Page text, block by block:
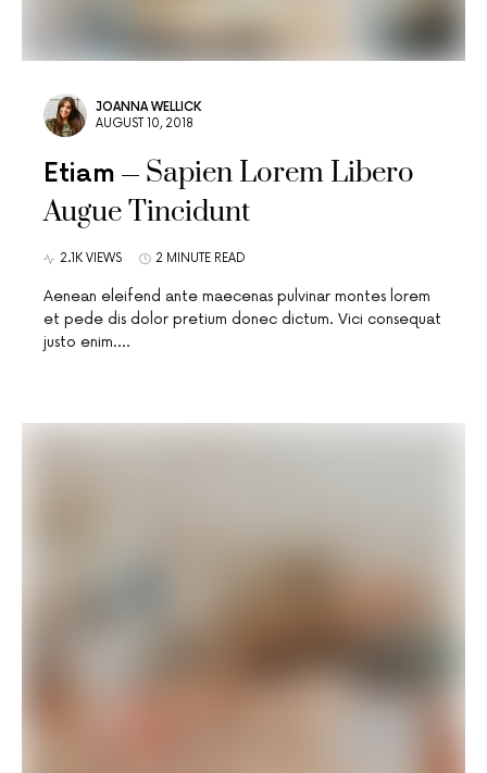
JOANNA WELLICK
AUGUST 10, 2018
Etiam
Sapien Lorem Libero
Augue Tincidunt
2.1K VIEWS 2 MINUTE READ
Aenean eleifend ante maecenas pulvinar montes lorem
et pede dis dolor pretium donec dictum. Vici consequat
justo enim.…